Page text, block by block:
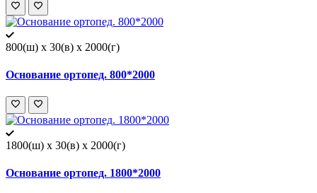
800(ш) x 30(в) x 2000(г)
Основание ортопед. 800*2000
1800(ш) x 30(в) x 2000(г)
Основание ортопед. 1800*2000